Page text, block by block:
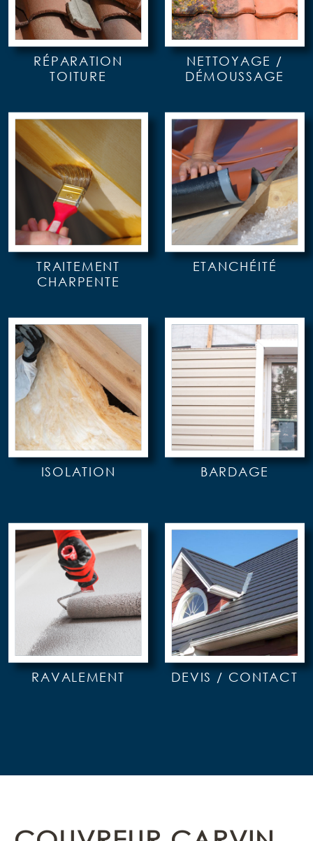
RÉPARATION
TOITURE
NETTOYAGE /
DÉMOUSSAGE
TRAITEMENT
CHARPENTE
ETANCHÉITÉ
ISOLATION BARDAGE
RAVALEMENT DEVIS / CONTACT